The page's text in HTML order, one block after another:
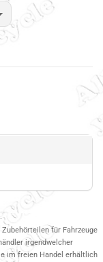
für Fahrzeuge
irgendwelcher
im freien Handel erhältlich